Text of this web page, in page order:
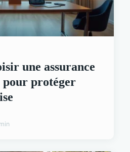
une assurance
pour protéger